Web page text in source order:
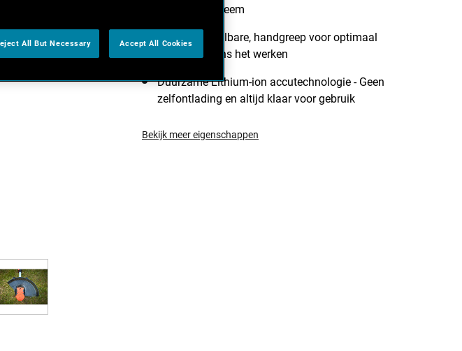
36V accusysteem
Tweede, instelbare, handgreep voor optimaal
comfort tijdens het werken
Duurzame Lithium-ion accutechnologie - Geen
zelfontlading en altijd klaar voor gebruik
Bekijk meer eigenschappen
All But Necessary Accept All Cookies